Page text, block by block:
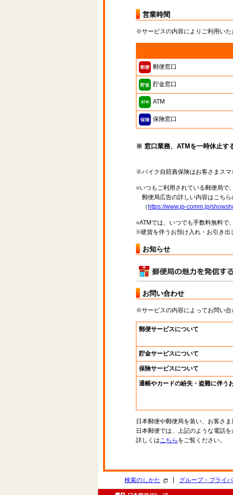
営業時間
※サービスの内容によりご利用いた
郵便窓口
貯金窓口
ATM
保険窓口
※ 窓口業務、ATMを一時休止す
※バイク自賠責保険はお客さまスマ
○いつもご利用されている郵便局で
郵便局広告の詳しい内容はこちら
（ https://www.jp-comm.jp/
○ATMでは、いつでも手数料無料で
※硬貨を伴うお預け入れ・お引き出
お知らせ
お問い合わせ
※サービスの内容によってお問い合
郵便サービスについて
貯金サービスについて
保険サービスについて
通帳やカードの紛失・盗難に伴う
日本郵便や郵便局を装い、お客さ
日本郵便では、上記のような電話
詳しくはこちら をご覧ください。
検索のしかた グループ・プライ